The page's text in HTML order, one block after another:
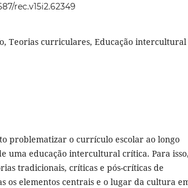
rec.v15i2.62349
Teorias curriculares, Educação intercultural
problematizar o currículo escolar ao longo
uma educação intercultural crítica. Para isso,
tradicionais, críticas e pós-críticas de
os elementos centrais e o lugar da cultura